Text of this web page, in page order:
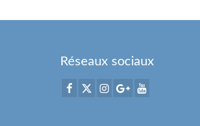
Réseaux sociaux